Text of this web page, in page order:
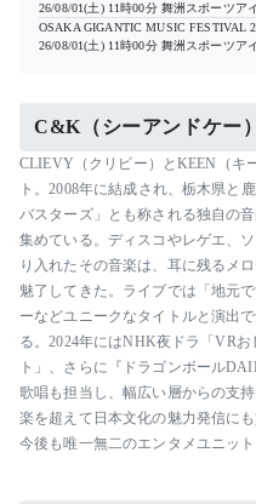
26/08/01(土) 11時00分 舞洲スポーツア
OSAKA GIGANTIC MUSIC FESTIVAL
26/08/01(土) 11時00分 舞洲スポーツア
C&K（シーアンドケー
CLIEVY（クリビー）とKEEN（キ
ト。2008年に結成され、栃木県と
バスターズ」とも称される独自の
集めている。ディスコやレゲエ、
り入れたその音楽は、耳に残るメ
魅了してきた。ライブでは「地元
ーなどユニークなタイトルと演出
る。2024年にはNHK夜ドラ「VR
ト」、さらに『ドラゴンボール
歌唱も担当し、幅広い層からの支
楽を超えて日本文化の魅力発信にも
今後も唯一無二のエンタメユニッ